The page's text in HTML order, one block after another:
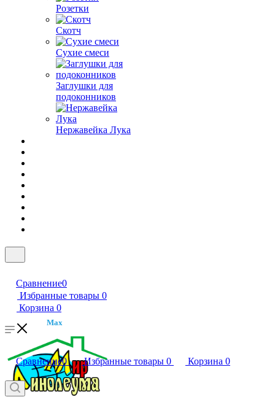
Розетки
Скотч
Сухие смеси
Заглушки для
подоконников
Нержавейка Лука
Сравнение0
Избранные товары 0
Корзина 0
Max
Сравнение0 Избранные товары 0 Корзина 0